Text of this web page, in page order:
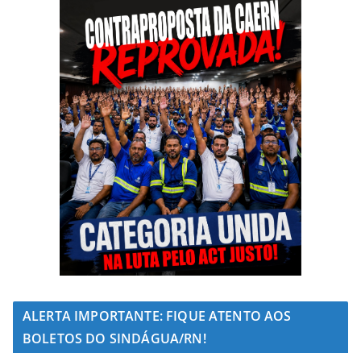
ALERTA IMPORTANTE: FIQUE ATENTO AOS
BOLETOS DO SINDÁGUA/RN!